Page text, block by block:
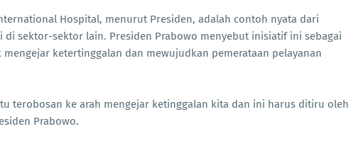
Hospital, menurut Presiden, adalah contoh nyata dari
sektor-sektor lain. Presiden Prabowo menyebut inisiatif ini sebagai
ketertinggalan dan mewujudkan pemerataan pelayanan
terobosan ke arah mengejar ketinggalan kita dan ini harus ditiru oleh
Prabowo.